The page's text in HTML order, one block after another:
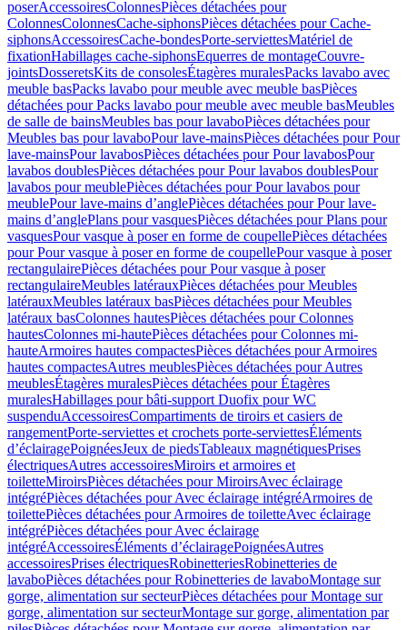
poserAccessoiresColonnesPièces détachées pour
ColonnesColonnesCache-siphonsPièces détachées pour Cache-
siphonsAccessoiresCache-bondesPorte-serviettesMatériel de
fixationHabillages cache-siphonsEquerres de montageCouvre-
jointsDosseretsKits de consolesÉtagères muralesPacks lavabo avec
meuble basPacks lavabo pour meuble avec meuble basPièces
détachées pour Packs lavabo pour meuble avec meuble basMeubles
de salle de bainsMeubles bas pour lavaboPièces détachées pour
Meubles bas pour lavaboPour lave-mainsPièces détachées pour Pour
lave-mainsPour lavabosPièces détachées pour Pour lavabosPour
lavabos doublesPièces détachées pour Pour lavabos doublesPour
lavabos pour meublePièces détachées pour Pour lavabos pour
meublePour lave-mains d’anglePièces détachées pour Pour lave-
mains d’anglePlans pour vasquesPièces détachées pour Plans pour
vasquesPour vasque à poser en forme de coupellePièces détachées
pour Pour vasque à poser en forme de coupellePour vasque à poser
rectangulairePièces détachées pour Pour vasque à poser
rectangulaireMeubles latérauxPièces détachées pour Meubles
latérauxMeubles latéraux basPièces détachées pour Meubles
latéraux basColonnes hautesPièces détachées pour Colonnes
hautesColonnes mi-hautePièces détachées pour Colonnes mi-
hauteArmoires hautes compactesPièces détachées pour Armoires
hautes compactesAutres meublesPièces détachées pour Autres
meublesÉtagères muralesPièces détachées pour Étagères
muralesHabillages pour bâti-support Duofix pour WC
suspenduAccessoiresCompartiments de tiroirs et casiers de
rangementPorte-serviettes et crochets porte-serviettesÉléments
d’éclairagePoignéesJeux de piedsTableaux magnétiquesPrises
électriquesAutres accessoiresMiroirs et armoires et
toiletteMiroirsPièces détachées pour MiroirsAvec éclairage
intégréPièces détachées pour Avec éclairage intégréArmoires de
toilettePièces détachées pour Armoires de toiletteAvec éclairage
intégréPièces détachées pour Avec éclairage
intégréAccessoiresÉléments d’éclairagePoignéesAutres
accessoiresPrises électriquesRobinetteriesRobinetteries de
lavaboPièces détachées pour Robinetteries de lavaboMontage sur
gorge, alimentation sur secteurPièces détachées pour Montage sur
gorge, alimentation sur secteurMontage sur gorge, alimentation par